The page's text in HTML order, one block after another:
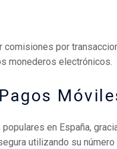
por
monederos electrónicos.
en España,
utilizando su